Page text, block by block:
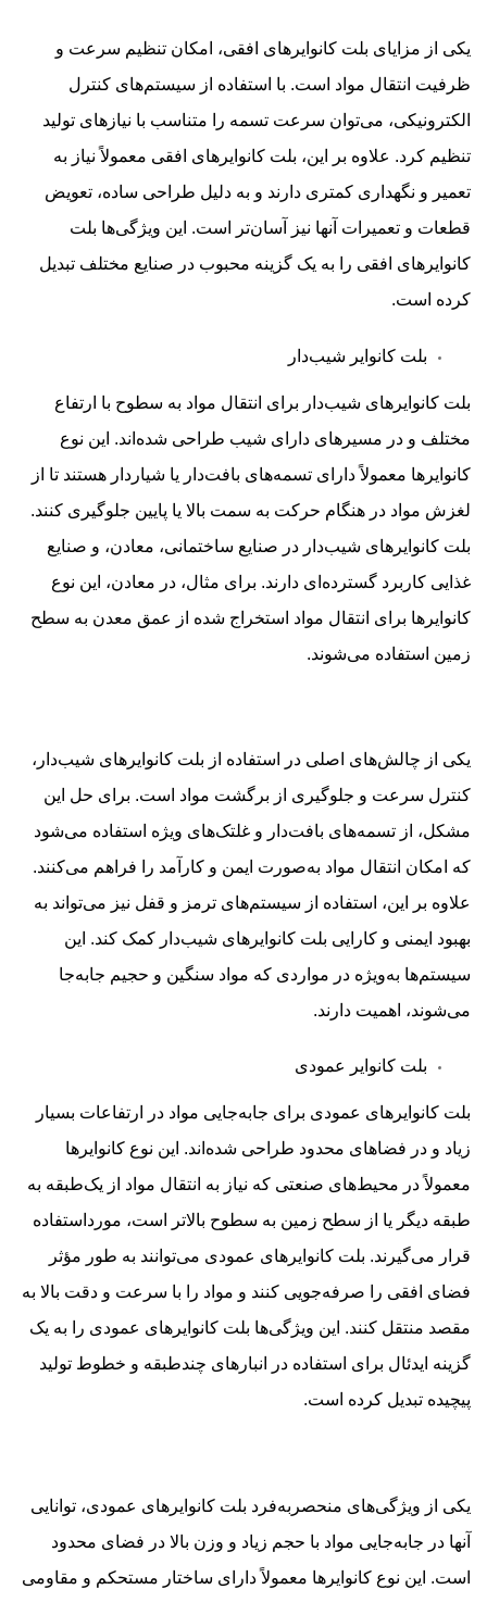
یکی از مزایای بلت کانوایرهای افقی، امکان تنظیم سرعت و
ظرفیت انتقال مواد است. با استفاده از سیستم‌های کنترل
الکترونیکی، می‌توان سرعت تسمه را متناسب با نیازهای تولید
تنظیم کرد. علاوه بر این، بلت کانوایرهای افقی معمولاً نیاز به
تعمیر و نگهداری کمتری دارند و به دلیل طراحی ساده، تعویض
قطعات و تعمیرات آنها نیز آسان‌تر است. این ویژگی‌ها بلت
کانوایرهای افقی را به یک گزینه محبوب در صنایع مختلف تبدیل
کرده است.
بلت کانوایر شیب‌دار
بلت کانوایرهای شیب‌دار برای انتقال مواد به سطوح با ارتفاع
مختلف و در مسیرهای دارای شیب طراحی شده‌اند. این نوع
کانوایرها معمولاً دارای تسمه‌های بافت‌دار یا شیاردار هستند تا از
لغزش مواد در هنگام حرکت به سمت بالا یا پایین جلوگیری کنند.
بلت کانوایرهای شیب‌دار در صنایع ساختمانی، معادن، و صنایع
غذایی کاربرد گسترده‌ای دارند. برای مثال، در معادن، این نوع
کانوایرها برای انتقال مواد استخراج شده از عمق معدن به سطح
زمین استفاده می‌شوند.
یکی از چالش‌های اصلی در استفاده از بلت کانوایرهای شیب‌دار،
کنترل سرعت و جلوگیری از برگشت مواد است. برای حل این
مشکل، از تسمه‌های بافت‌دار و غلتک‌های ویژه استفاده می‌شود
که امکان انتقال مواد به‌صورت ایمن و کارآمد را فراهم می‌کنند.
علاوه بر این، استفاده از سیستم‌های ترمز و قفل نیز می‌تواند به
بهبود ایمنی و کارایی بلت کانوایرهای شیب‌دار کمک کند. این
سیستم‌ها به‌ویژه در مواردی که مواد سنگین و حجیم جابه‌جا
می‌شوند، اهمیت دارند.
بلت کانوایر عمودی
بلت کانوایرهای عمودی برای جابه‌جایی مواد در ارتفاعات بسیار
زیاد و در فضاهای محدود طراحی شده‌اند. این نوع کانوایرها
معمولاً در محیط‌های صنعتی که نیاز به انتقال مواد از یک‌طبقه به
طبقه دیگر یا از سطح زمین به سطوح بالاتر است، مورداستفاده
قرار می‌گیرند. بلت کانوایرهای عمودی می‌توانند به طور مؤثر
فضای افقی را صرفه‌جویی کنند و مواد را با سرعت و دقت بالا به
مقصد منتقل کنند. این ویژگی‌ها بلت کانوایرهای عمودی را به یک
گزینه ایدئال برای استفاده در انبارهای چندطبقه و خطوط تولید
پیچیده تبدیل کرده است.
یکی از ویژگی‌های منحصربه‌فرد بلت کانوایرهای عمودی، توانایی
آنها در جابه‌جایی مواد با حجم زیاد و وزن بالا در فضای محدود
است. این نوع کانوایرها معمولاً دارای ساختار مستحکم و مقاومی